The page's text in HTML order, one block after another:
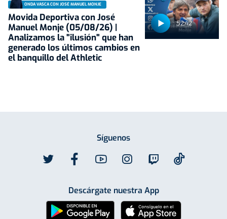
52:42
ONDA VASCA CON JOSÉ MANUEL MONJE
Movida Deportiva con José
Manuel Monje (05/08/26) |
Analizamos la "ilusión" que han
generado los últimos cambios en
el banquillo del Athletic
Síguenos
Descárgate nuestra App